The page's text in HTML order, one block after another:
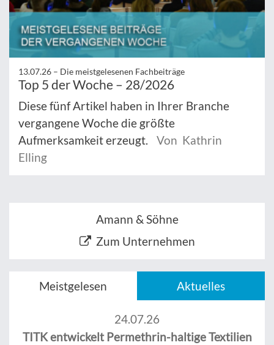
13.07.26 – Die meistgelesenen Fachbeiträge
Top 5 der Woche – 28/2026
Diese fünf Artikel haben in Ihrer Branche
vergangene Woche die größte
Aufmerksamkeit erzeugt.
Von Kathrin
Elling
Amann & Söhne
Zum Unternehmen
Meistgelesen Aktuelles
24.07.26
TITK entwickelt Permethrin-haltige Textilien